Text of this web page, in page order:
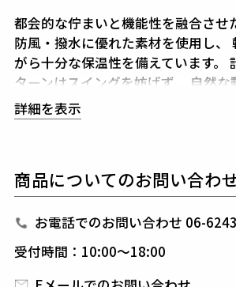
都会的な佇まいと機能性を融合させ
防風・撥水に優れた素材を使用し、
がら十分な保温性を備えています。
ターンはスイングを妨げず、 自然な
同系色の切替によるクレイジーパタ
品良く表現。
下で合わせることで一層の完成度を
1PIU1UGUALE3 GOLF（ウノピゥウ
日本から世界に向けて発信するブラ
の上質な素材を贅沢に使用し、
詳細を表示
商品についてのお問い合わ
お電話でのお問い合わせ 06-
受付時間：10:00～18:00